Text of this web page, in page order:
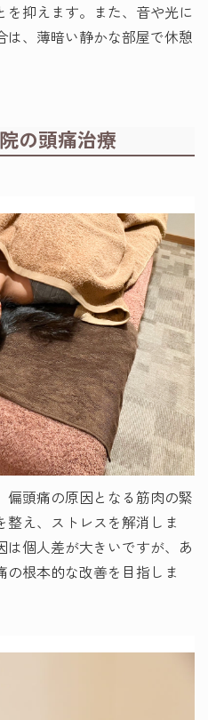
を抑えます。また、音や光に
、薄暗い静かな部屋で休憩
の頭痛治療
頭痛の原因となる筋肉の緊
え、ストレスを解消しま
個人差が大きいですが、あ
根本的な改善を目指しま